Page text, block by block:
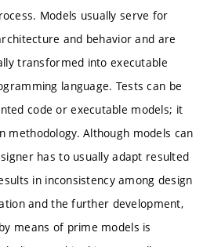
Models usually serve for
and behavior and are
transformed into executable
language. Tests can be
code or executable models; it
methodology. Although models can
has to usually adapt resulted
in inconsistency among design
and the further development,
means of prime models is